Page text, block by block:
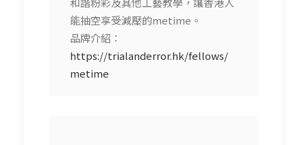
能抽空享受減壓的metime。
品牌介紹：
https://trialanderror.hk/fellows/
metime